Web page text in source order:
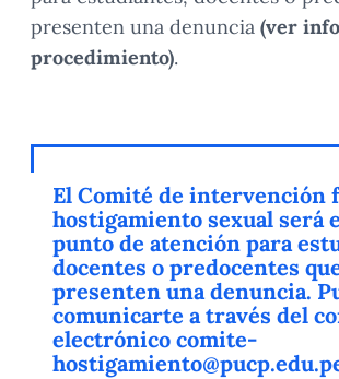
presenten una denuncia (ver
procedimiento).
El Comité de intervención
hostigamiento sexual será
punto de atención para
docentes o predocentes
presenten una denuncia.
comunicarte a través del
electrónico comite-